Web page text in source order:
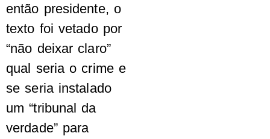
então presidente, o
texto foi vetado por
“não deixar claro”
qual seria o crime e
se seria instalado
um “tribunal da
verdade” para